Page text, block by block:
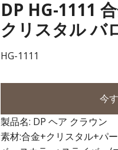
DP HG-1111
クリスタル バ
HG-1111
今
製品名: DP ヘア クラウン
素材:合金+クリスタル+パ